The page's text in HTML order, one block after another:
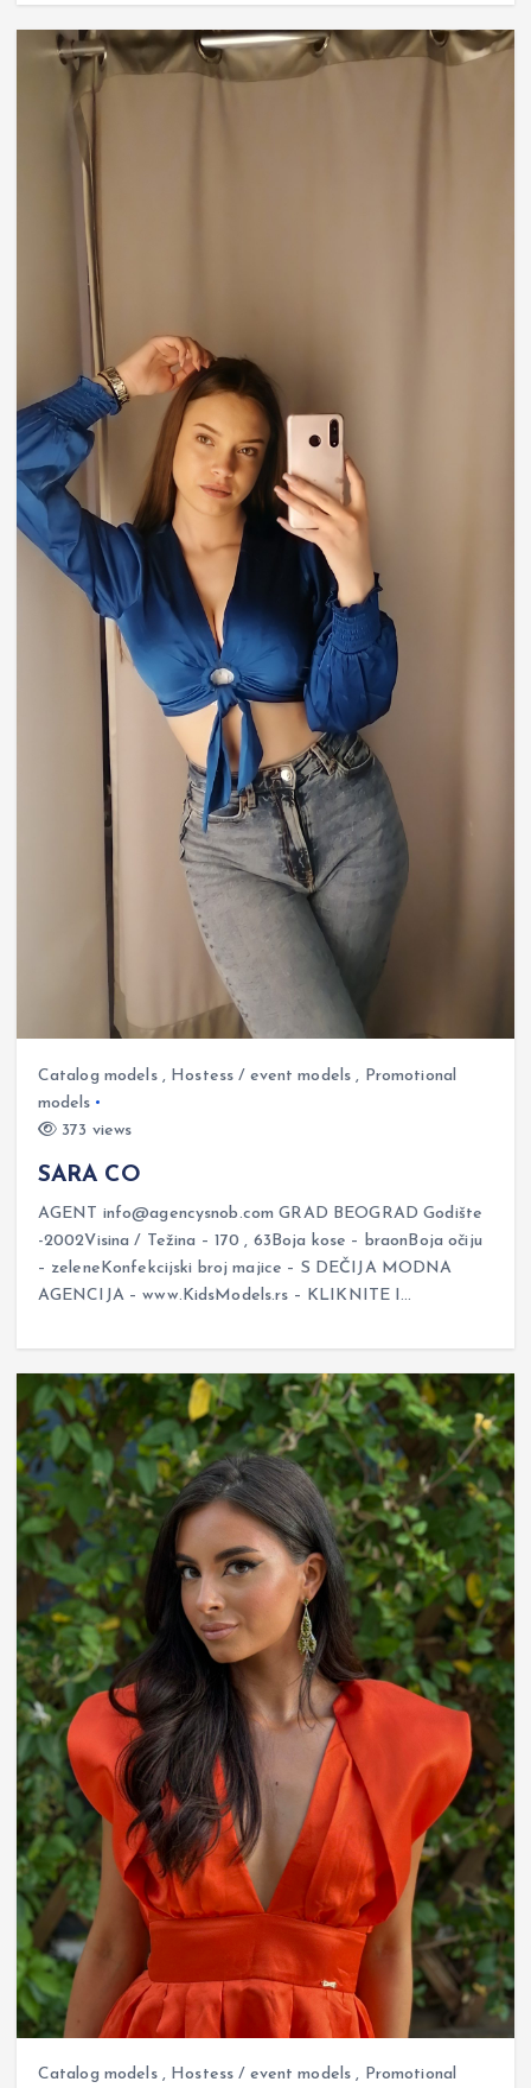
Catalog models, Hostess / event models , Promotional
models
373 views
SARA CO
AGENT info@agencysnob.com GRAD BEOGRAD Godište
-2002Visina / Težina – 170 , 63Boja kose – braonBoja očiju
– zeleneKonfekcijski broj majice – S DEČIJA MODNA
AGENCIJA – www.KidsModels.rs – KLIKNITE I…
Catalog models, Hostess / event models , Promotional